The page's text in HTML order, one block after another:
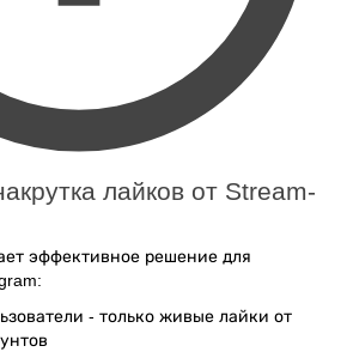
лайков от Stream-
эффективное решение для
- только живые лайки от